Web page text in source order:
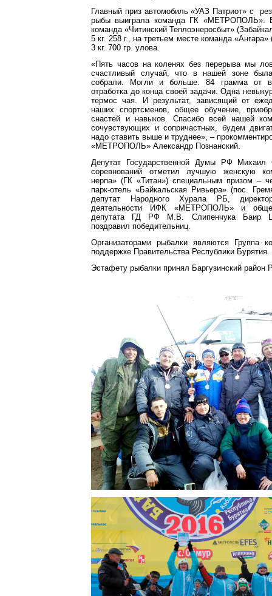
Главный приз автомобиль «УАЗ Патриот» с
рыбы выиграла команда ГК «МЕТРОПОЛЬ».
команда «Читинский Теплоэнеросбыт»
5 кг. 258 г., на третьем месте команда «Ангара»
3 кг. 700 гр. улова.
«Пять часов на коленях без перерыва мы
счастливый случай, что в нашей зоне
собрали. Могли и больше. 84 грамма от
отработка до конца своей задачи. Одна
термос чая. И результат, зависящий от
наших спортсменов, общее обучение,
снастей и навыков. Спасибо всей нашей
сочувствующих и сопричастных, будем
надо ставить выше и труднее», –
«МЕТРОПОЛЬ» Александр Познанский.
Депутат Государственной Думы РФ Михаил
соревнований отметил лучшую женскую
нерпа» (ГК «Титан») специальным призом –
парк-отель «Байкальская Ривьера» (пос.
депутат Народного Хурала РБ,
деятельности ИФК «МЕТРОПОЛЬ» и
депутата ГД РФ М.В. Слипенчука Баир
поздравил победительниц.
Организаторами рыбалки являются Группа
поддержке Правительства Республики Бурятия.
Эстафету рыбалки принял Баргузинский район